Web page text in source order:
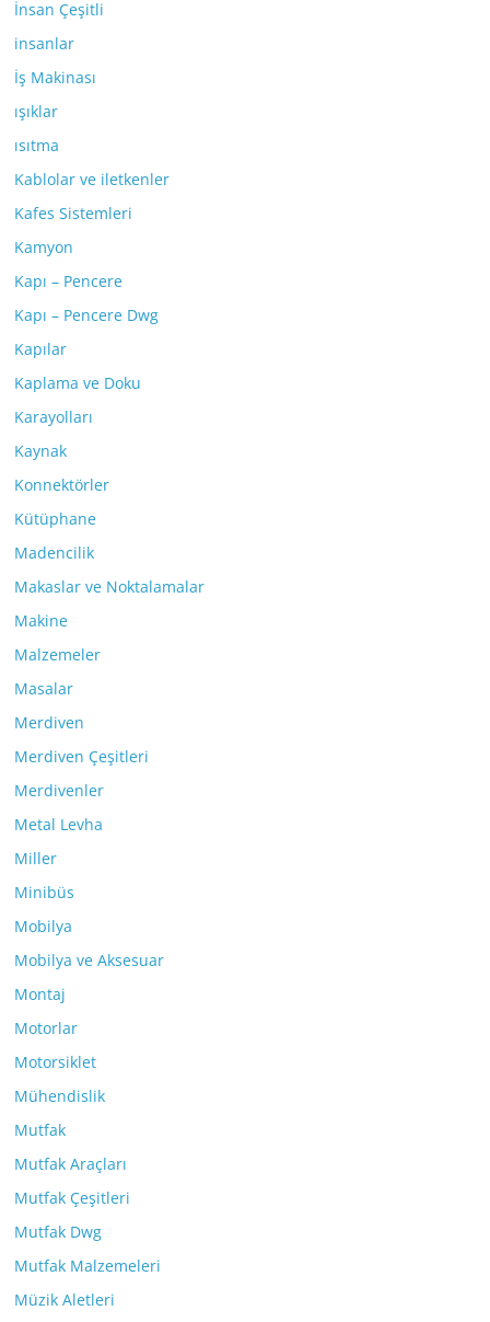
İnsan Çeşitli
insanlar
İş Makinası
ışıklar
ısıtma
Kablolar ve iletkenler
Kafes Sistemleri
Kamyon
Kapı – Pencere
Kapı – Pencere Dwg
Kapılar
Kaplama ve Doku
Karayolları
Kaynak
Konnektörler
Kütüphane
Madencilik
Makaslar ve Noktalamalar
Makine
Malzemeler
Masalar
Merdiven
Merdiven Çeşitleri
Merdivenler
Metal Levha
Miller
Minibüs
Mobilya
Mobilya ve Aksesuar
Montaj
Motorlar
Motorsiklet
Mühendislik
Mutfak
Mutfak Araçları
Mutfak Çeşitleri
Mutfak Dwg
Mutfak Malzemeleri
Müzik Aletleri